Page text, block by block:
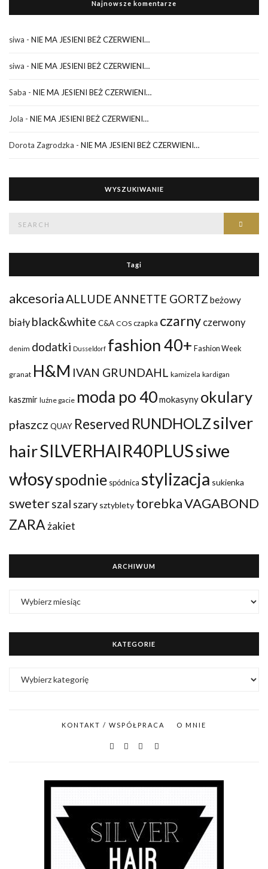
Najnowsze komentarze
siwa - NIE MA JESIENI BEŻ CZERWIENI…
siwa - NIE MA JESIENI BEŻ CZERWIENI…
Saba - NIE MA JESIENI BEŻ CZERWIENI…
Jola - NIE MA JESIENI BEŻ CZERWIENI…
Dorota Zagrodzka - NIE MA JESIENI BEŻ CZERWIENI…
WYSZUKIWANIE
Tagi
akcesoriaALLUDEANNETTE GORTZ beżowy
biały black&white C&A COS czapka czarny czerwony
denim dodatki Dusseldorf fashion 40+ Fashion Week
granat H&M IVAN GRUNDAHL kamizela kardigan
kaszmir luźne gacie moda po 40mokasyny okulary
płaszcz QUAY Reserved RUNDHOLZsilver
hairSILVERHAIR40PLUSsiwe
włosyspodnie spódnica stylizacja sukienka
sweterszal szary sztyblety torebkaVAGABOND
ZARA żakiet
ARCHIWUM
KATEGORIE
KONTAKT / WSPÓŁPRACA O MNIE